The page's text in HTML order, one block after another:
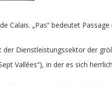
„Pas“ bedeutet
der Dienstleistungssektor der
Vallées“), in der es sich